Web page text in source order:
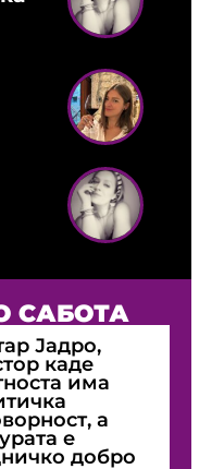
САБОТА
Јадро,
каде
има
а
е
добро